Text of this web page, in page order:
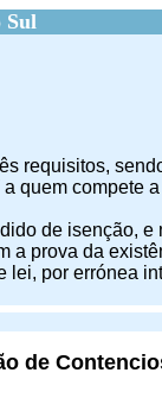
Sul
requisitos,
quem compete
de isenção, e
a prova da
lei, por errónea
de